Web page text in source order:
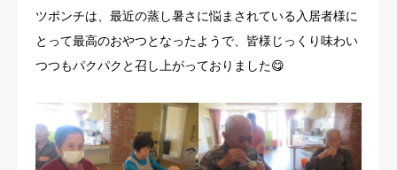
ツポンチは、最近の蒸し暑さに悩まされている入居者様に
とって最高のおやつとなったようで、皆様じっくり味わい
つつもパクパクと召し上がっておりました😋